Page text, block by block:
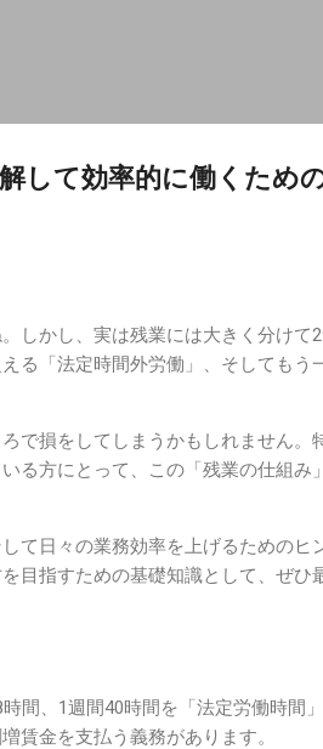
して効率的に働くため
しかし、実は残業には大きく分けて
る「法定時間外労働」、そしてもう
で損をしてしまうかもしれません。
る方にとって、この「残業の仕組み
て日々の業務効率を上げるためのヒ
目指すための基礎知識として、ぜひ
間、1週間40時間を「法定労働時間
賃金を支払う義務があります。